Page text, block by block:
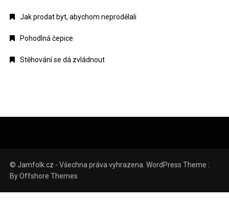
Jak prodat byt, abychom neprodělali
Pohodlná čepice
Stěhování se dá zvládnout
© Jamfolk.cz - Všechna práva vyhrazena. WordPress Theme :
ByOffshore Themes